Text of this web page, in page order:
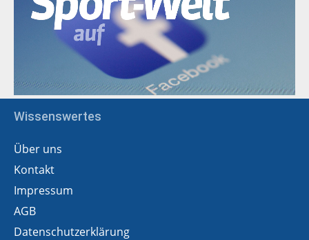
Wissenswertes
Über uns
Kontakt
Impressum
AGB
Datenschutzerklärung